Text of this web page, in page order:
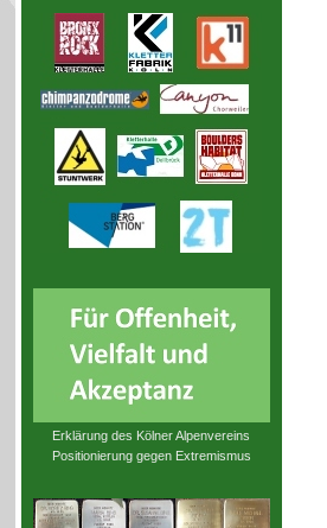
Erklärung des Kölner Alpenvereins
Positionierung gegen Extremismus